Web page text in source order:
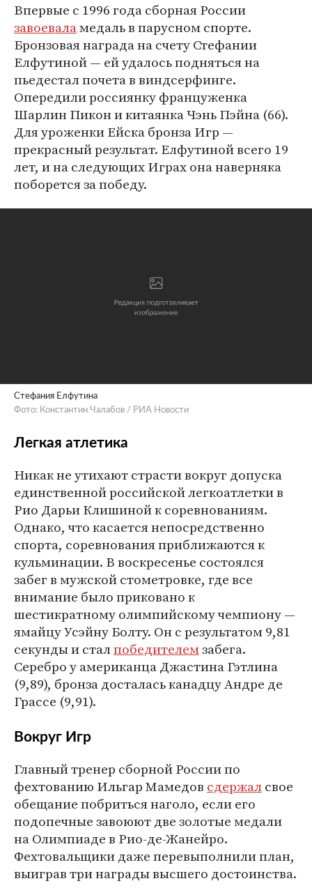
Впервые с 1996 года сборная России
завоеваламедаль в парусном спорте.
Бронзовая награда на счету Стефании
Елфутиной — ей удалось подняться на
пьедестал почета в виндсерфинге.
Опередили россиянку француженка
Шарлин Пикон и китаянка Чэнь Пэйна (66).
Для уроженки Ейска бронза Игр —
прекрасный результат. Елфутиной всего 19
лет, и на следующих Играх она наверняка
поборется за победу.
Стефания Елфутина
Фото: Константин Чалабов / РИА Новости
Легкая атлетика
Никак не утихают страсти вокруг допуска
единственной российской легкоатлетки в
Рио Дарьи Клишиной к соревнованиям.
Однако, что касается непосредственно
спорта, соревнования приближаются к
кульминации. В воскресенье состоялся
забег в мужской стометровке, где все
внимание было приковано к
шестикратному олимпийскому чемпиону —
ямайцу Усэйну Болту. Он с результатом 9,81
секунды и сталпобедителемзабега.
Серебро у американца Джастина Гэтлина
(9,89), бронза досталась канадцу Андре де
Грассе (9,91).
Вокруг Игр
Главный тренер сборной России по
фехтованию Ильгар Мамедов сдержалсвое
обещание побриться наголо, если его
подопечные завоюют две золотые медали
на Олимпиаде в Рио-де-Жанейро.
Фехтовальщики даже перевыполнили план,
выиграв три награды высшего достоинства.